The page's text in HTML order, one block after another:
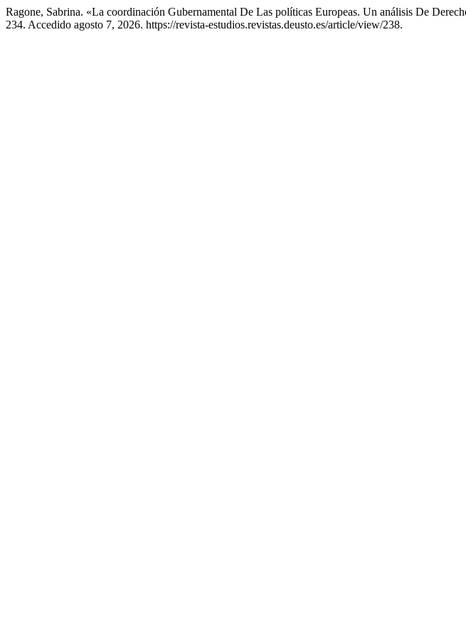
Ragone, Sabrina. «La coordinación Gubernamental De Las políticas Europeas. Un análisis De
234. Accedido agosto 7, 2026. https://revista-estudios.revistas.deusto.es/article/view/238.